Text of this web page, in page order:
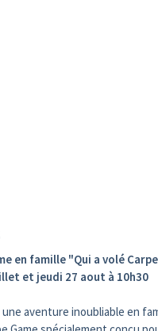
en famille "Qui a volé
et jeudi 27 aout à 10h30
une aventure inoubliable en